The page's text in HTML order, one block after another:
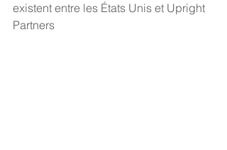
existent entre les États Unis et Upright
Partners